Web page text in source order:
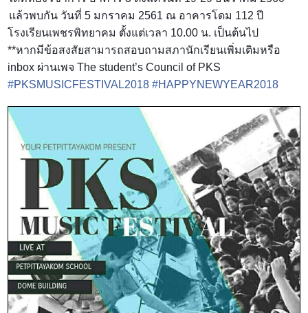
แล้วพบกัน วันที่ 5 มกราคม 2561 ณ อาคารโดม 112 ปี
โรงเรียนเพชรพิทยาคม ตั้งแต่เวลา 10.00 น. เป็นต้นไป
**หากมีข้อสงสัยสามารถสอบถามสภานักเรียนเพิ่มเติมหรือ
inbox ผ่านเพจ The student’s Council of PKS
#PKSMUSICFESTIVAL2018 #HAPPYNEWYEAR2018